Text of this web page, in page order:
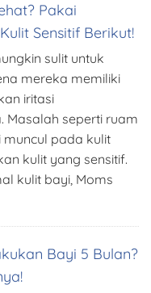
Pakai
Sensitif Berikut!
sulit untuk
mereka memiliki
iritasi
Masalah seperti ruam
pada kulit
kulit yang sensitif.
kulit bayi, Moms
Bayi 5 Bulan?